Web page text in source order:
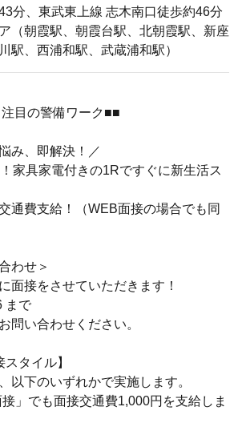
分、東武東上線 志木南口徒歩約46分
（朝霞駅、朝霞台駅、北朝霞駅、新座
駅、西浦和駅、武蔵浦和駅）
目の警備ワーク■■
み、即解決！／
家具家電付きの1Rですぐに新生活ス
通費支給！（WEB面接の場合でも同
わせ＞
面接をさせていただきます！
まで
問い合わせください。
スタイル】
以下のいずれかで実施します。
」でも面接交通費1,000円を支給しま